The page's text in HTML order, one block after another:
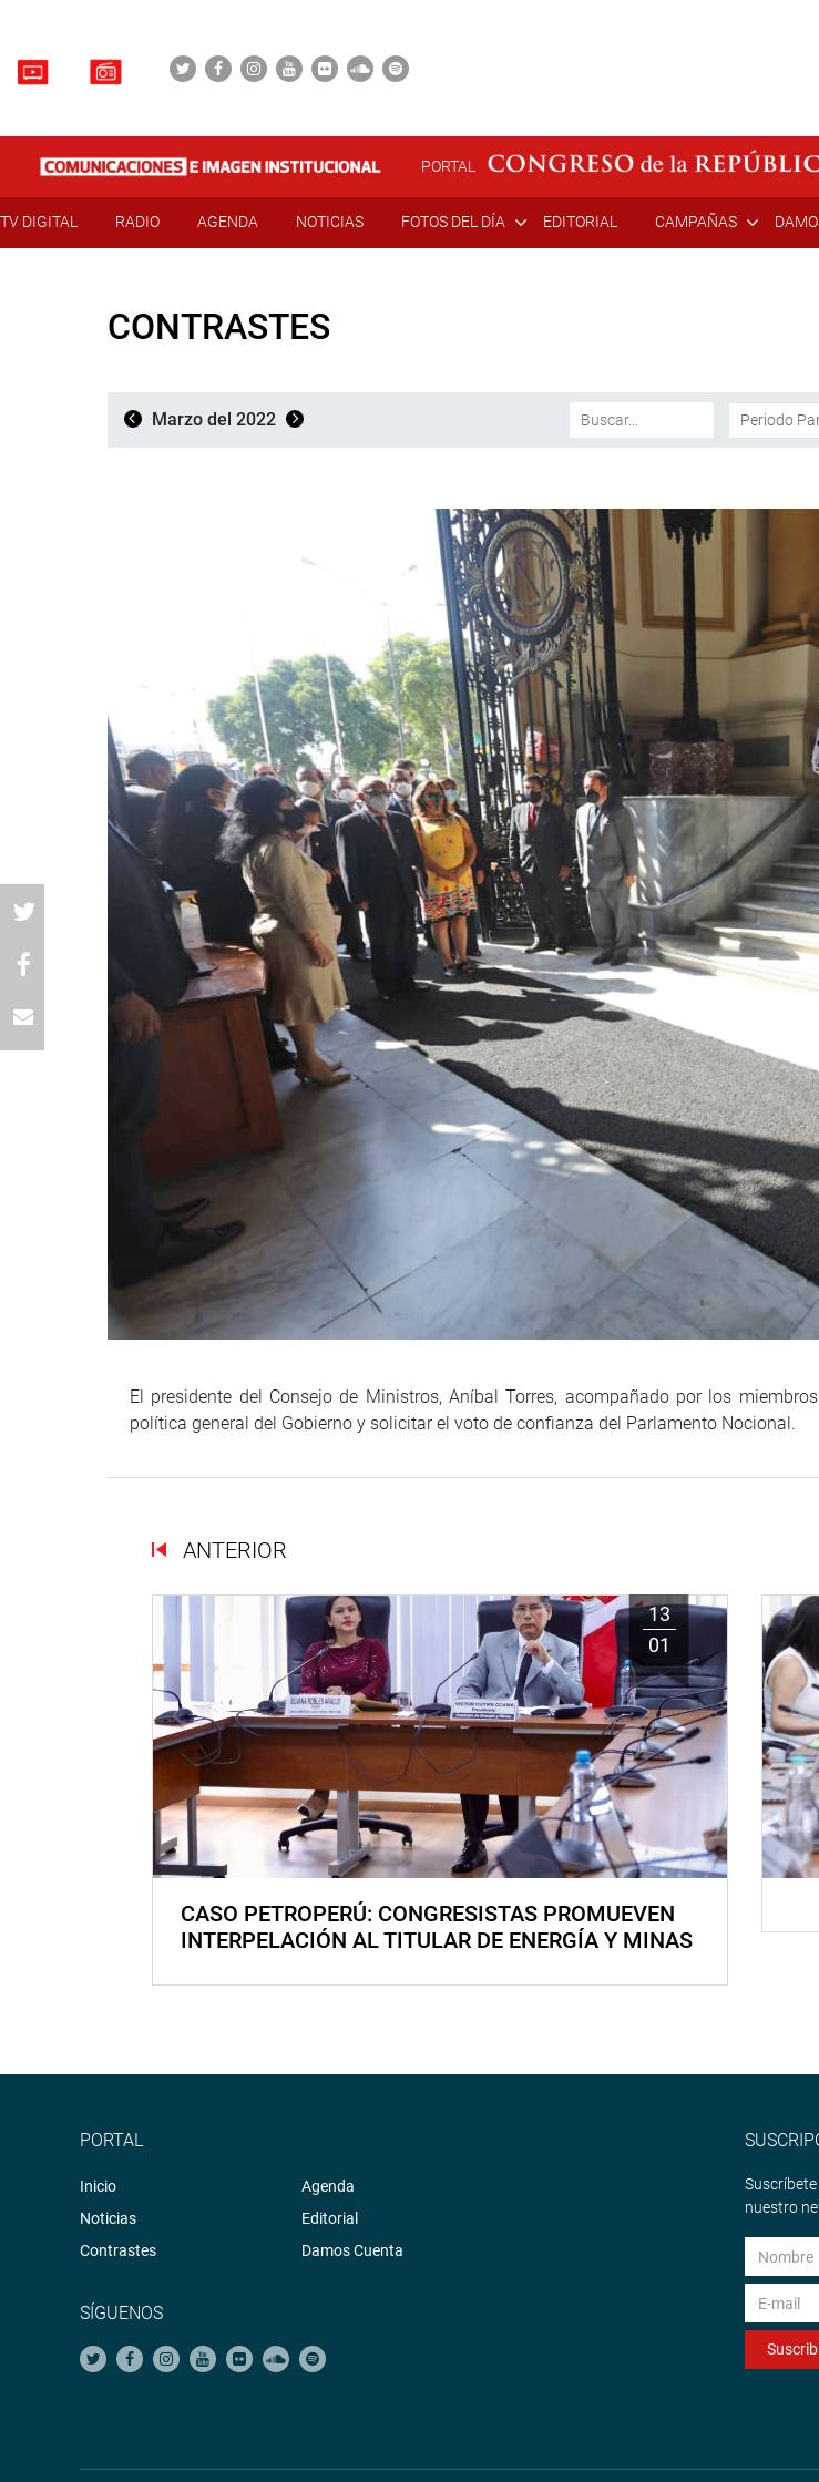
PORTAL
TV DIGITAL RADIO AGENDA NOTICIAS FOTOS DEL DÍA EDITORIAL CAMPAÑAS
CONTRASTES
Marzo del 2022
El presidente del Consejo de Ministros, Aníbal Torres, acompañado por los
política general del Gobierno y solicitar el voto de confianza del Parlamento Nocional.
ANTERIOR
13
01
CASO PETROPERÚ: CONGRESISTAS PROMUEVEN
INTERPELACIÓN AL TITULAR DE ENERGÍA Y MINAS
PORTAL
Inicio
Noticias
Contrastes
Agenda
Editorial
Damos Cuenta
SÍGUENOS
nuestro